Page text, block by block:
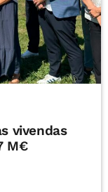
vivendas
M€